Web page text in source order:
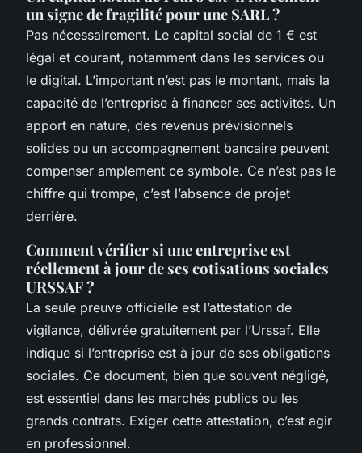
un signe de fragilité pour une SARL ?
Pas nécessairement. Le capital social de 1 € est
légal et courant, notamment dans les services ou
le digital. L’important n’est pas le montant, mais la
capacité de l’entreprise à financer ses activités. Un
apport en nature, des revenus prévisionnels
solides ou un accompagnement bancaire peuvent
compenser amplement ce symbole. Ce n’est pas le
chiffre qui trompe, c’est l’absence de projet
derrière.
Comment vérifier si une entreprise est
réellement à jour de ses cotisations sociales
URSSAF ?
La seule preuve officielle est l’attestation de
vigilance, délivrée gratuitement par l’Urssaf. Elle
indique si l’entreprise est à jour de ses obligations
sociales. Ce document, bien que souvent négligé,
est essentiel dans les marchés publics ou les
grands contrats. Exiger cette attestation, c’est agir
en professionnel.